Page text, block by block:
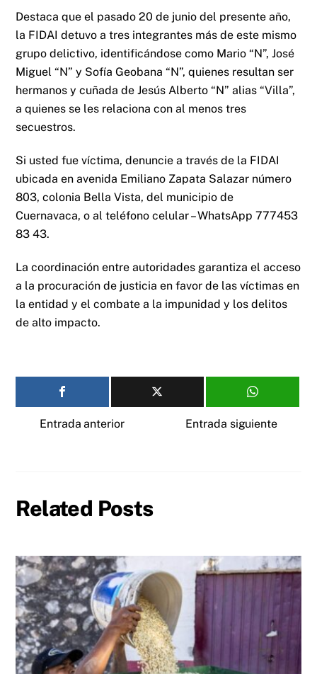
Destaca que el pasado 20 de junio del presente año,
la FIDAI detuvo a tres integrantes más de este mismo
grupo delictivo, identificándose como Mario “N”, José
Miguel “N” y Sofía Geobana “N”, quienes resultan ser
hermanos y cuñada de Jesús Alberto “N” alias “Villa”,
a quienes se les relaciona con al menos tres
secuestros.
Si usted fue víctima, denuncie a través de la FIDAI
ubicada en avenida Emiliano Zapata Salazar número
803, colonia Bella Vista, del municipio de
Cuernavaca, o al teléfono celular – WhatsApp 777453
83 43.
La coordinación entre autoridades garantiza el acceso
a la procuración de justicia en favor de las víctimas en
la entidad y el combate a la impunidad y los delitos
de alto impacto.
Entrada anterior Entrada siguiente
Related Posts